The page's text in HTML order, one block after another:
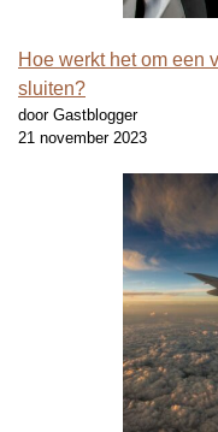
Hoe werkt het om een
sluiten?
door Gastblogger
21 november 2023